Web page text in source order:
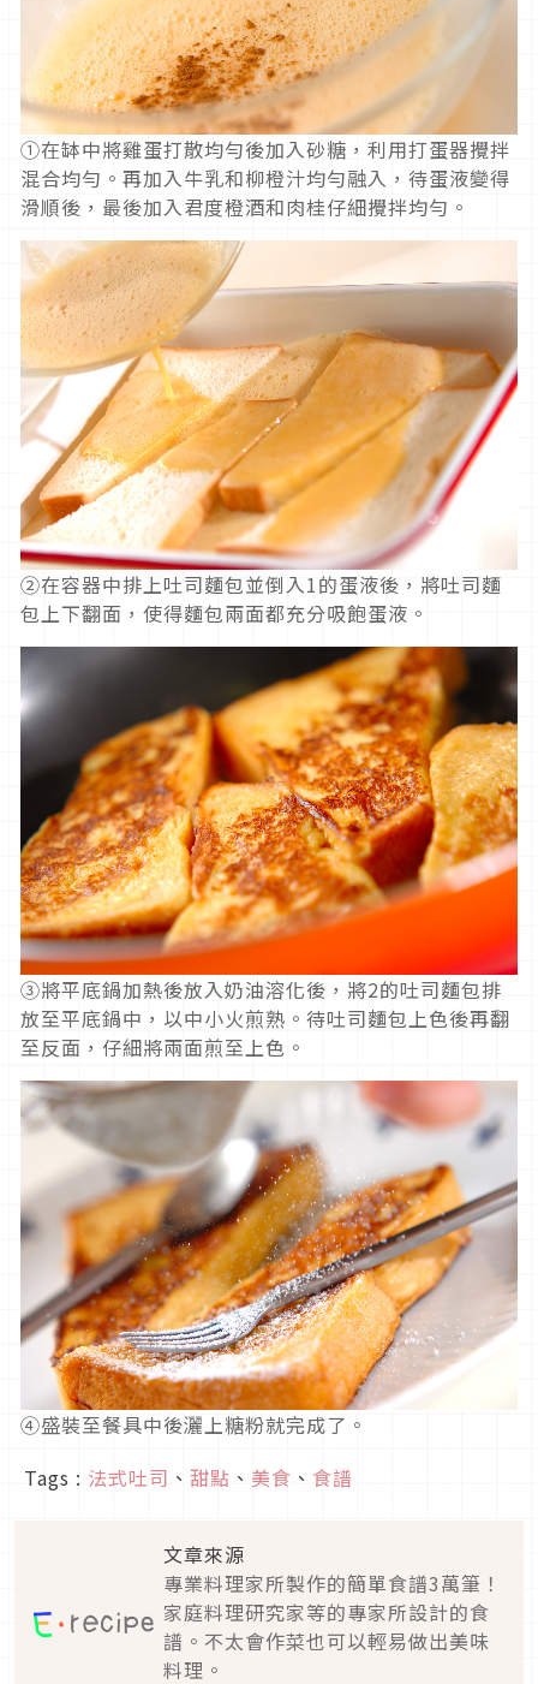
①在缽中將雞蛋打散均勻後加入砂糖，利用打蛋器攪拌
混合均勻。再加入牛乳和柳橙汁均勻融入，待蛋液變得
滑順後，最後加入君度橙酒和肉桂仔細攪拌均勻。
②在容器中排上吐司麵包並倒入1的蛋液後，將吐司麵
包上下翻面，使得麵包兩面都充分吸飽蛋液。
③將平底鍋加熱後放入奶油溶化後，將2的吐司麵包排
放至平底鍋中，以中小火煎熟。待吐司麵包上色後再翻
至反面，仔細將兩面煎至上色。
④盛裝至餐具中後灑上糖粉就完成了。
Tags : 法式吐司 、 甜點 、 美食 、 食譜
文章來源
專業料理家所製作的簡單食譜3萬筆！
家庭料理研究家等的專家所設計的食
譜。不太會作菜也可以輕易做出美味
料理。